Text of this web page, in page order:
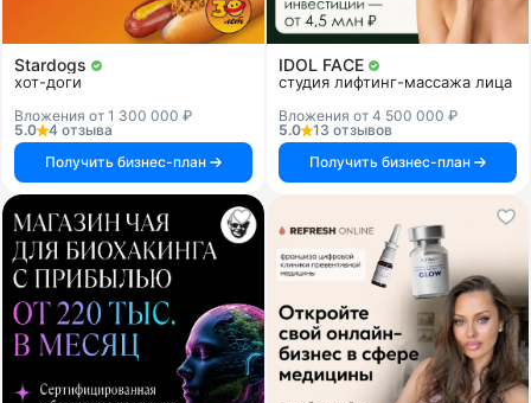
Stardogs
хот-доги
Вложения от 1 300 000 ₽
5.0
4 отзыва
Получить бизнес-план
IDOL FACE
студия лифтинг-массажа лица
Вложения от 4 500 000 ₽
5.0
13 отзывов
Получить бизнес-план